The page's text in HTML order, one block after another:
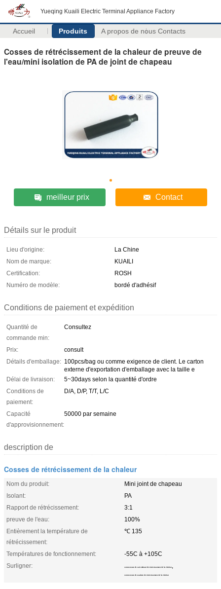
Yueqing Kuaili Electric Terminal Appliance Factory
Accueil Produits A propos de nous Contacts
Cosses de rétrécissement de la chaleur de preuve de
l'eau/mini isolation de PA de joint de chapeau
meilleur prix Contact
Détails sur le produit
Lieu d'origine:
La Chine
Nom de marque:
KUAILI
Certification:
ROSH
Numéro de modèle:
bordé d'adhésif
Conditions de paiement et expédition
Quantité de
commande min:
Consultez
Prix:
consult
Détails d'emballage: 100pcs/bag ou comme exigence de client. Le carton
externe d'exportation d'emballage avec la taille e
Délai de livraison:
5~30days selon la quantité d'ordre
Conditions de
paiement:
D/A, D/P, T/T, L/C
Capacité
d'approvisionnement:
50000 par semaine
description de
Cosses de rétrécissement de la chaleur
Nom du produit:
Mini joint de chapeau
Isolant:
PA
Rapport de rétrécissement:
3:1
preuve de l'eau:
100%
Entièrement la température de
rétrécissement:
℃ 135
Températures de fonctionnement:
-55C à +105C
Surligner:
connecteurs de cuir embouti de rétrécissement de la chaleur ,
connecteurs de soudure de rétrécissement de la chaleur